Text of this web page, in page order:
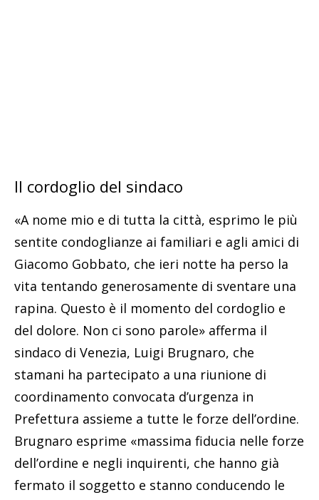
Il cordoglio del sindaco
«A nome mio e di tutta la città, esprimo le più
sentite condoglianze ai familiari e agli amici di
Giacomo Gobbato, che ieri notte ha perso la
vita tentando generosamente di sventare una
rapina. Questo è il momento del cordoglio e
del dolore. Non ci sono parole» afferma il
sindaco di Venezia, Luigi Brugnaro, che
stamani ha partecipato a una riunione di
coordinamento convocata d’urgenza in
Prefettura assieme a tutte le forze dell’ordine.
Brugnaro esprime «massima fiducia nelle forze
dell’ordine e negli inquirenti, che hanno già
fermato il soggetto e stanno conducendo le